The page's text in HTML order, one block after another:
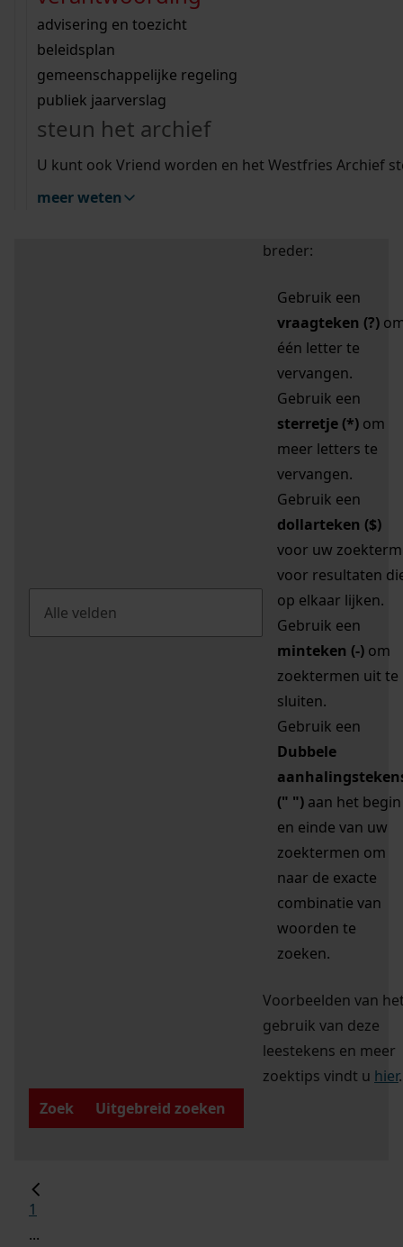
bouwvergunningen
omgevingsvergunningen
vergunningen
beeld en geluid
uitleg nodig?
Wij helpen u op weg met een aantal zoektips.
bekijk alle zoektips
Wij helpen u op weg met een aantal zoektips.
bekijk alle zoektips
bekijk ons geschiedenislokaal
advisering en toezicht
beleidsplan
gemeenschappelijke regeling
publiek jaarverslag
steun het archief
U kunt ook Vriend worden en het Westfries Archief
meer weten
zoektips
Mijn Studiezaal (inloggen)
uw zoekopdracht te
breder:
Gebruik een
vraagteken (?)
één letter te
vervangen.
Gebruik een
sterretje (*) om
meer letters te
vervangen.
Gebruik een
dollarteken ($)
voor uw zoekterm
voor resultaten
op elkaar lijken.
Gebruik een
minteken (-) om
zoektermen uit te
sluiten.
Gebruik een
Dubbele
(" ") aan het begin
en einde van uw
zoektermen om
naar de exacte
combinatie van
woorden te
zoeken.
Voorbeelden van
gebruik van deze
leestekens en meer
zoektips vindt u hier.
Zoek
Uitgebreid zoeken
1
...